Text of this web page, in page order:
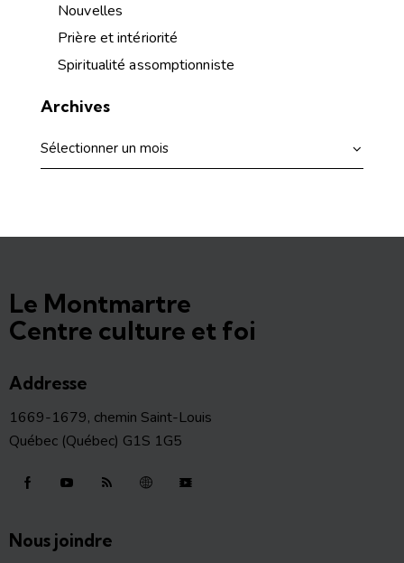
Nouvelles
Prière et intériorité
Spiritualité assomptionniste
Archives
Le Montmartre
Centre culture et foi
Addresse
1669-1679, chemin Saint-Louis
Québec (Québec) G1S 1G5
Nous joindre